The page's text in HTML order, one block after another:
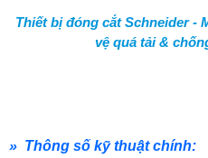
Thiết bị đóng cắt Schneider -
vệ quá tải &
» Thông số kỹ thuật chính: